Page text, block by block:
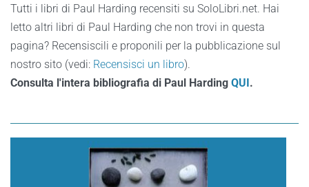
Tutti i libri di Paul Harding recensiti su SoloLibri.net. Hai
letto altri libri di Paul Harding che non trovi in questa
pagina? Recensiscili e proponili per la pubblicazione sul
nostro sito (vedi: Recensisci un libro).
Consulta l'intera bibliografia di Paul Harding QUI.